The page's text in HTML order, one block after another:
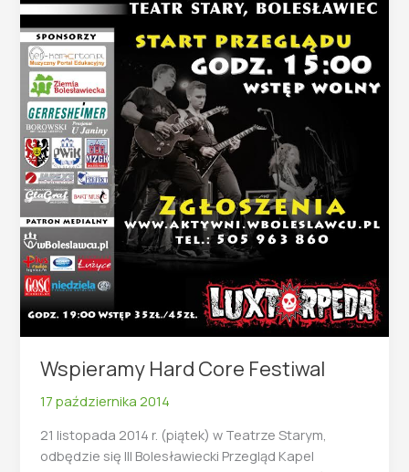
Wspieramy Hard Core Festiwal
17 października 2014
21 listopada 2014 r. (piątek) w Teatrze Starym,
odbędzie się III Bolesławiecki Przegląd Kapel